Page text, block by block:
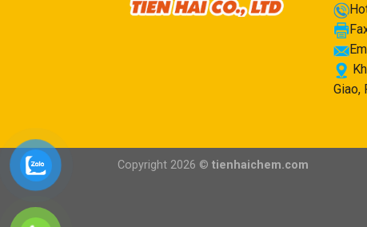
Giao,
Copyright 2026 © tienhaichem.com